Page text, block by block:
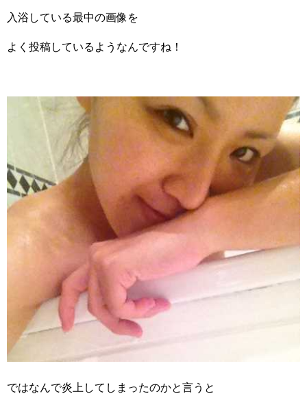
入浴している最中の画像を
よく投稿しているようなんですね！
ではなんで炎上してしまったのかと言うと